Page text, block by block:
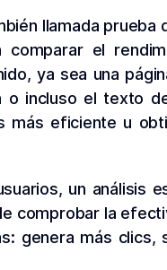
llamada prueba
comparar el
ya sea una
o incluso el texto
más eficiente u
un análisis
comprobar la
genera más clics,